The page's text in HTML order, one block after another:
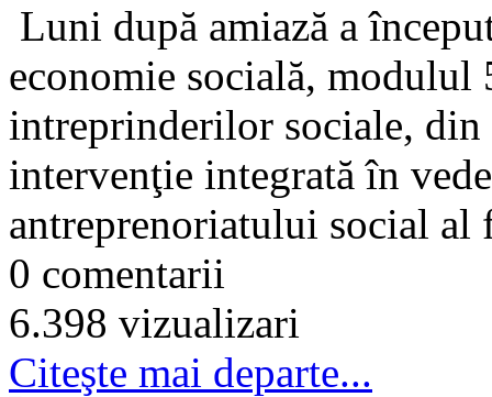
Luni după amiază a
economie socială,
intreprinderilor sociale,
intervenţie integrată în
antreprenoriatului social
0 comentarii
6.398 vizualizari
Citeşte mai departe...